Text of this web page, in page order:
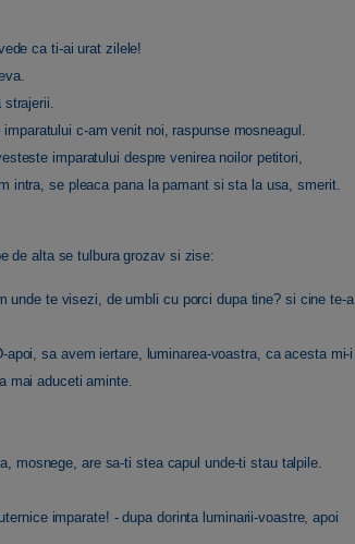
ca ti-ai urat zilele!
strajerii.
c-am venit noi, raspunse mosneagul.
imparatului despre venirea noilor petitori,
intra, se pleaca pana la pamant si sta la usa, smerit.
de alta se tulbura grozav si zise:
unde te visezi, de umbli cu porci dupa tine? si cine te-a
sa avem iertare, luminarea-voastra, ca acesta mi-i
mai aduceti aminte.
mosnege, are sa-ti stea capul unde-ti stau talpile.
imparate! - dupa dorinta luminarii-voastre, apoi